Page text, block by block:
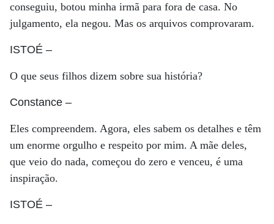
conseguiu, botou minha irmã para fora de casa. No
julgamento, ela negou. Mas os arquivos comprovaram.
ISTOÉ –
O que seus filhos dizem sobre sua história?
Constance –
Eles compreendem. Agora, eles sabem os detalhes e têm
um enorme orgulho e respeito por mim. A mãe deles,
que veio do nada, começou do zero e venceu, é uma
inspiração.
ISTOÉ –